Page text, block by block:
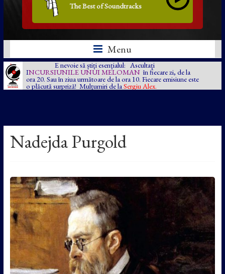
The Best of Soundtracks
Menu
E nevoie să știți esențialul: Ascultați
INCURSIUNILE UNUI MELOMAN în fiecare zi, de la
ora 20. Sau în ziua următoare de la ora 10. Fiecare emisiune este
o plăcută surpriză! Mulțumiri de la Sergiu Alex.
Nadejda Purgold